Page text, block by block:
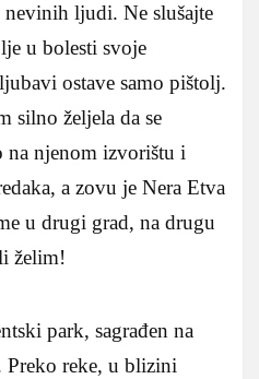
ljudi. Ne slušajte
u bolesti svoje
ostave samo pištolj.
silno željela da se
njenom izvorištu i
a zovu je Nera Etva
u drugi grad, na drugu
želim!
park, sagrađen na
reke, u blizini